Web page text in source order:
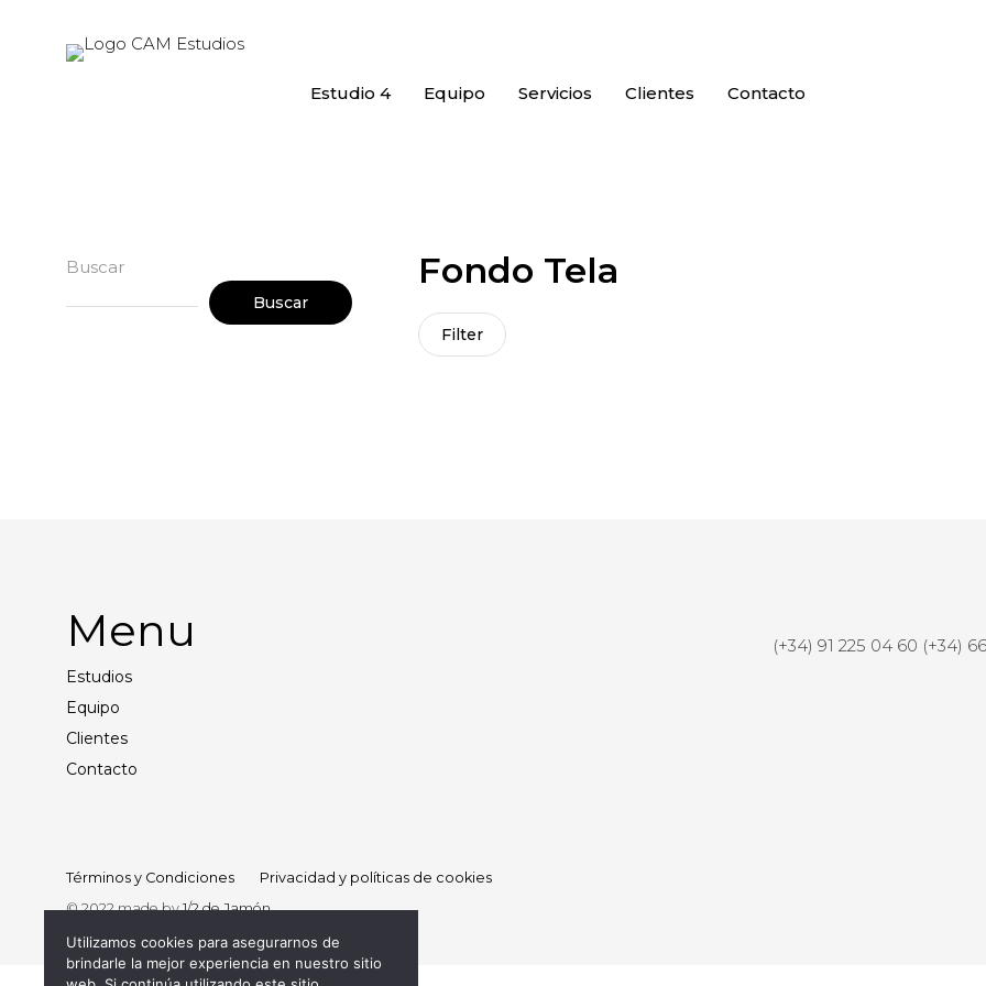
Estudio 4 Equipo Servicios Clientes Contacto
Fondo Tela
Filter
Buscar
Buscar
Menu
Estudios
Equipo
Clientes
Contacto
(+34) 91 225 04 60 (+34)
Términos y Condiciones
Privacidad y políticas de cookies
© 2022 made by1/2 de Jamón
Utilizamos cookies para asegurarnos de
brindarle la mejor experiencia en nuestro sitio